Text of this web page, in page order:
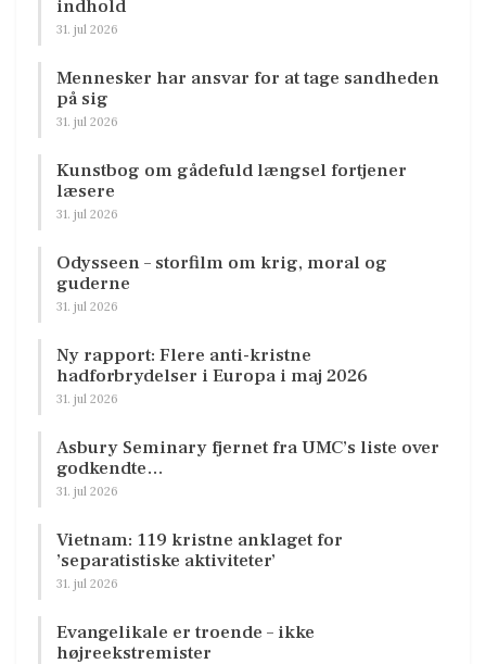
indhold
31. jul 2026
Mennesker har ansvar for at tage sandheden
på sig
31. jul 2026
Kunstbog om gådefuld længsel fortjener
læsere
31. jul 2026
Odysseen – storfilm om krig, moral og
guderne
31. jul 2026
Ny rapport: Flere anti-kristne
hadforbrydelser i Europa i maj 2026
31. jul 2026
Asbury Seminary fjernet fra UMC’s liste over
godkendte…
31. jul 2026
Vietnam: 119 kristne anklaget for
’separatistiske aktiviteter’
31. jul 2026
Evangelikale er troende – ikke
højreekstremister